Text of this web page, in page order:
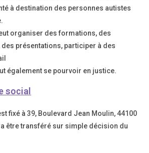
à destination des personnes autistes
organiser des formations, des
présentations, participer à des
également se pourvoir en justice.
social
fixé à 39, Boulevard Jean Moulin, 44100
être transféré sur simple décision du